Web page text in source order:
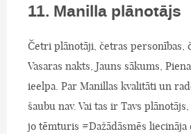
11. Manilla plānotājs
Četri plānotāji, četras personības,
Vasaras nakts, Jauns sākums,
ieelpa. Par Manillas kvalitāti un
šaubu nav. Vai tas ir Tavs
jo tēmturis #Dažādāsmēs liecināja